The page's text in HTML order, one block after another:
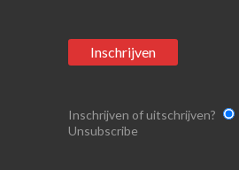
Inschrijven of uitschrijven?
Unsubscribe